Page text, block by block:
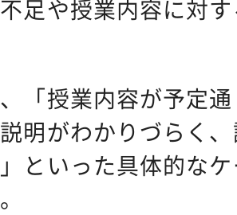
足や授業内容に対
「授業内容が予定
明がわかりづらく
といった具体的な